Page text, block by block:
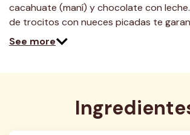
cacahuate (maní) y chocolate con
de trocitos con nueces picadas te
See more